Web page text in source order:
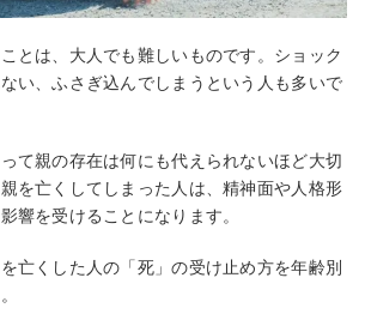
とは、大人でも難しいものです。ショック
い、ふさぎ込んでしまうという人も多いで
て親の存在は何にも代えられないほど大切
を亡くしてしまった人は、精神面や人格形
響を受けることになります。
亡くした人の「死」の受け止め方を年齢別